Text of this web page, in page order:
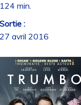
min.
:
avril 2016